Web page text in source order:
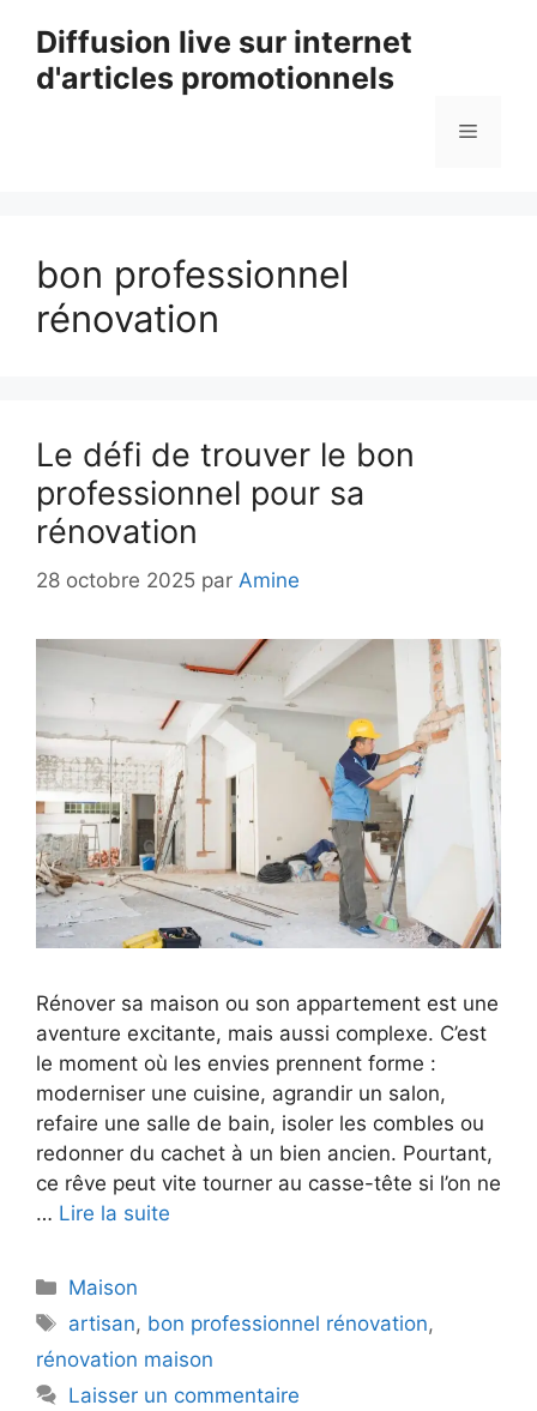
contenu
Diffusion live sur internet
d'articles promotionnels
Menu
bon professionnel
rénovation
Le défi de trouver le bon
professionnel pour sa
rénovation
28 octobre 2025 par Amine
Rénover sa maison ou son appartement est une
aventure excitante, mais aussi complexe. C’est
le moment où les envies prennent forme :
moderniser une cuisine, agrandir un salon,
refaire une salle de bain, isoler les combles ou
redonner du cachet à un bien ancien. Pourtant,
ce rêve peut vite tourner au casse-tête si l’on ne
… Lire la suite
Catégories
Maison
Étiquettes
artisan, bon professionnel rénovation,
rénovation maison
Laisser un commentaire